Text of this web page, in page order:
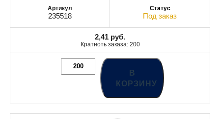
235518 Под заказ
2,41 руб.
Кратноть заказа: 200
В
КОРЗИНУ